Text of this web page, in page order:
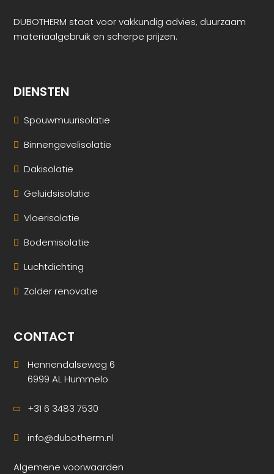
DUBOTHERM staat voor vakkundig advies, duurzaam
materiaalgebruik en scherpe prijzen.
DIENSTEN
Spouwmuurisolatie
Binnengevelisolatie
Dakisolatie
Geluidsisolatie
Vloerisolatie
Bodemisolatie
Luchtdichting
Zolder renovatie
CONTACT
Hennendalseweg 6
6999 AL Hummelo
+31 6 3483 7530
info@dubotherm.nl
Algemene voorwaarden